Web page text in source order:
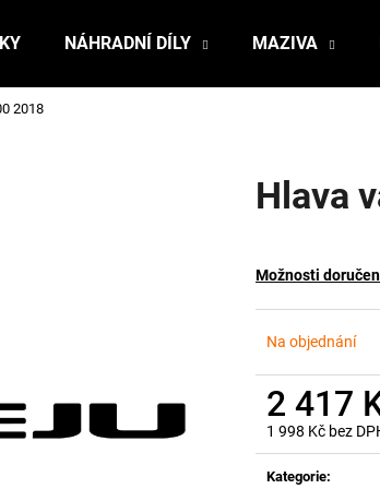
NÁHRADNÍ DÍLY MAZIVA
2018
Hlava
Možnosti
Na objednání
2 417
1 998 Kč bez
Měrná
cena:
Kategorie:
Co potřebujete najít?
HLEDAT